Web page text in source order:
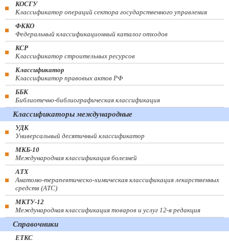
КОСГУ
Классификатор операций сектора государственного управления
ФККО
Федеральный классификационный каталог отходов
КСР
Классификатор строительных ресурсов
Классификатор
Классификатор правовых актов РФ
ББК
Библиотечно-библиографическая классификация
Классификаторы международные
УДК
Универсальный десятичный классификатор
МКБ-10
Международная классификация болезней
АТХ
Анатомо-терапевтическо-химическая классификация лекарственных
средств (ATC)
МКТУ-12
Международная классификация товаров и услуг 12-я редакция
Справочники
ЕТКС